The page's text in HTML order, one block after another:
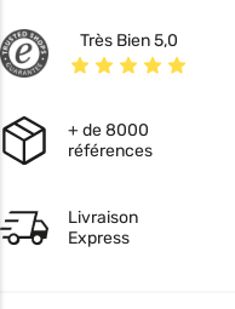
Très Bien 5,0
+ de 8000
références
Livraison
Express